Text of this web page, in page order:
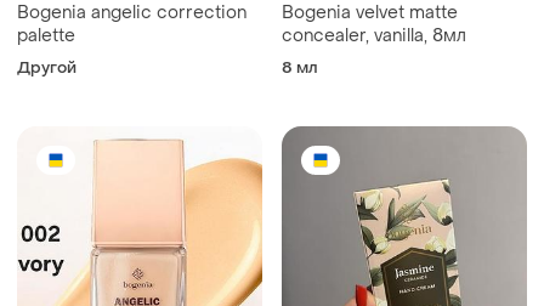
Bogenia angelic correction
palette
Другой
Bogenia velvet matte
concealer, vanilla, 8мл
8 мл